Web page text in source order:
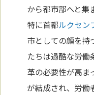
から都市部へと集
特に首都ルクセン
市としての顔を持
たちは過酷な労
革の必要性が高ま
が結成され、労働